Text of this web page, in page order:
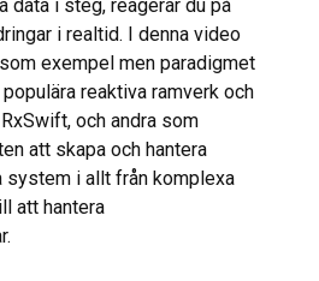
data i steg, reagerar du på
i realtid. I denna video
exempel men paradigmet
reaktiva ramverk och
och andra som
att skapa och hantera
system i allt från komplexa
att hantera